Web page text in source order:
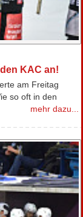
KAC an!
am Freitag
so oft in den
mehr dazu...